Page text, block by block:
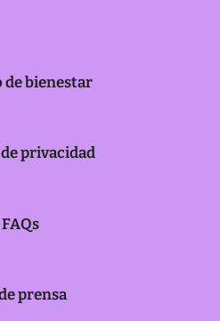
de bienestar
privacidad
FAQs
prensa